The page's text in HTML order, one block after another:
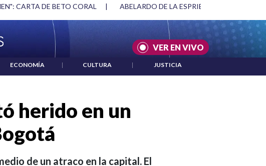
DE LA ESPRIELLA Y DMG | ACUERDOS ENTRE ESTADOS UNIDOS E
VER EN VIVO
ECONOMÍA | CULTURA | JUSTICIA
herido en un
de un atraco en la capital. El